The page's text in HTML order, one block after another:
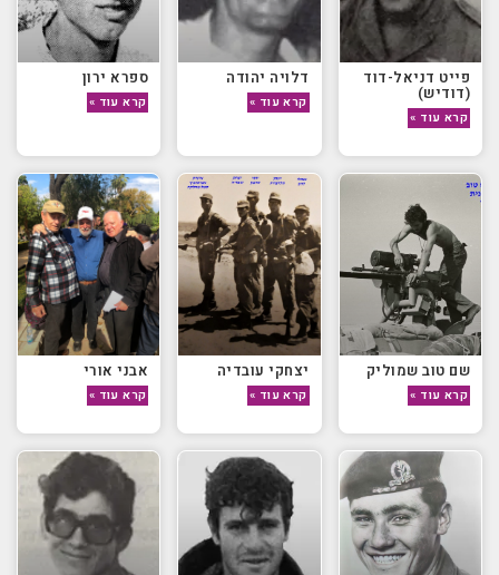
פייט דניאל-דוד
(דודיש)
קרא עוד »
דלויה יהודה
קרא עוד »
ספרא ירון
קרא עוד »
שם טוב שמוליק
קרא עוד »
יצחקי עובדיה
קרא עוד »
אבני אורי
קרא עוד »